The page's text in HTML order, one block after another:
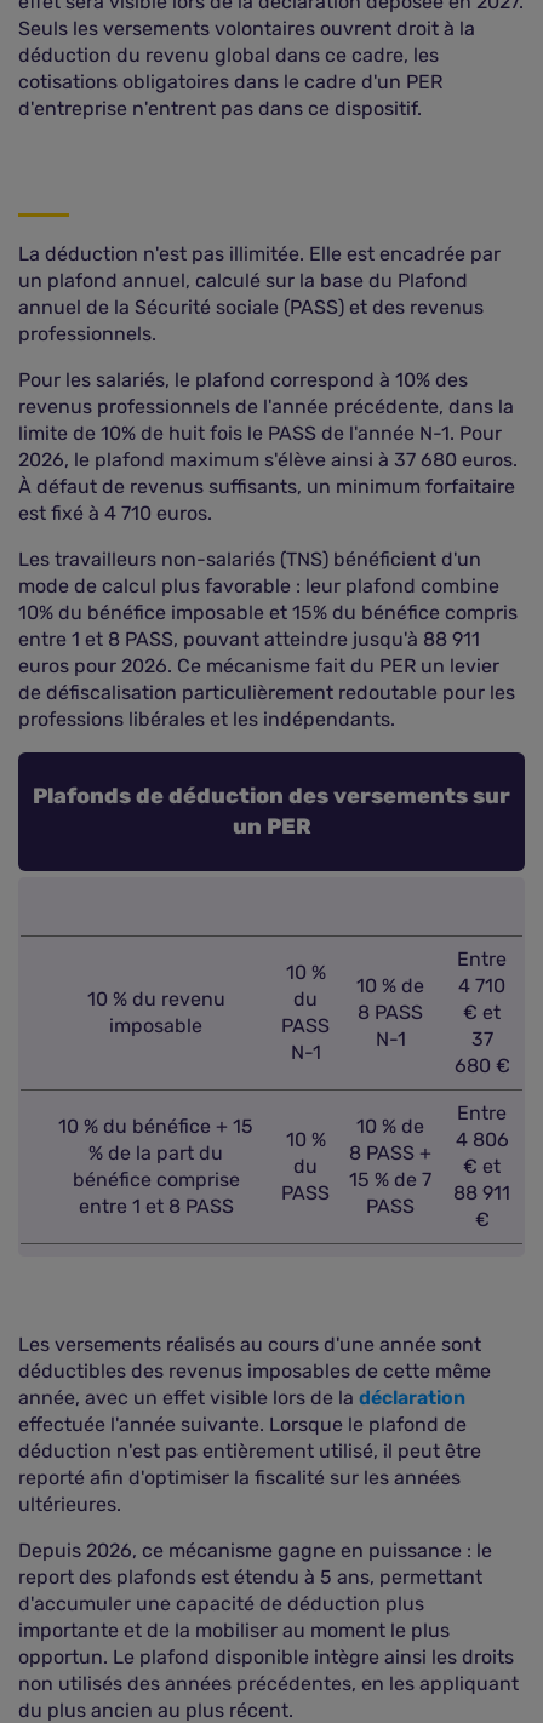
Seuls les versements volontaires ouvrent droit à la
déduction du revenu global dans ce cadre, les
cotisations obligatoires dans le cadre d'un PER
d'entreprise n'entrent pas dans ce dispositif.
La déduction n'est pas illimitée. Elle est encadrée par
un plafond annuel, calculé sur la base du Plafond
annuel de la Sécurité sociale (PASS) et des revenus
professionnels.
Pour les salariés, le plafond correspond à 10% des
revenus professionnels de l'année précédente, dans la
limite de 10% de huit fois le PASS de l'année N-1. Pour
2026, le plafond maximum s'élève ainsi à 37 680 euros.
À défaut de revenus suffisants, un minimum forfaitaire
est fixé à 4 710 euros.
Les travailleurs non-salariés (TNS) bénéficient d'un
mode de calcul plus favorable : leur plafond combine
10% du bénéfice imposable et 15% du bénéfice compris
entre 1 et 8 PASS, pouvant atteindre jusqu'à 88 911
euros pour 2026. Ce mécanisme fait du PER un levier
de défiscalisation particulièrement redoutable pour les
professions libérales et les indépendants.
Plafonds de déduction des versements sur
un PER
10 % du revenu
imposable
10 %
du
PASS
N-1
10 % de
8 PASS
N-1
Entre
4 710
€ et
37
680 €
10 % du bénéfice + 15
% de la part du
bénéfice comprise
entre 1 et 8 PASS
10 %
du
PASS
10 % de
8 PASS +
15 % de 7
PASS
Entre
4 806
€ et
88 911
€
Les versements réalisés au cours d'une année sont
déductibles des revenus imposables de cette même
année, avec un effet visible lors de la déclaration
effectuée l'année suivante. Lorsque le plafond de
déduction n'est pas entièrement utilisé, il peut être
reporté afin d'optimiser la fiscalité sur les années
ultérieures.
Depuis 2026, ce mécanisme gagne en puissance : le
report des plafonds est étendu à 5 ans, permettant
d'accumuler une capacité de déduction plus
importante et de la mobiliser au moment le plus
opportun. Le plafond disponible intègre ainsi les droits
non utilisés des années précédentes, en les appliquant
du plus ancien au plus récent.